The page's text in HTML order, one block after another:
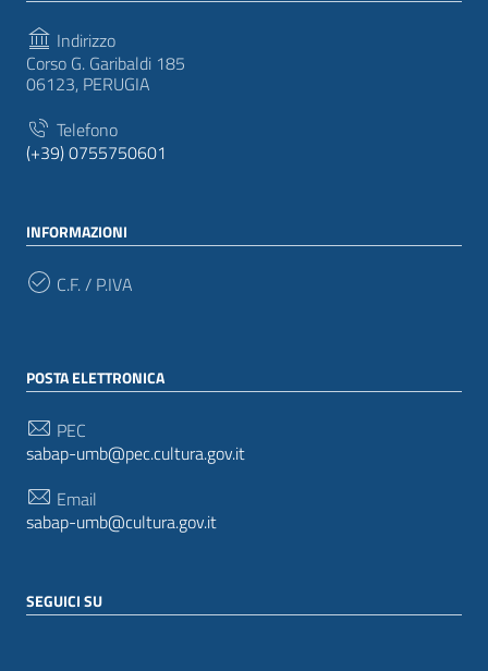
Indirizzo
Corso G. Garibaldi 185
06123, PERUGIA
Telefono
(+39) 0755750601
INFORMAZIONI
C.F. / P.IVA
POSTA ELETTRONICA
PEC
sabap-umb@pec.cultura.gov.it
Email
sabap-umb@cultura.gov.it
SEGUICI SU